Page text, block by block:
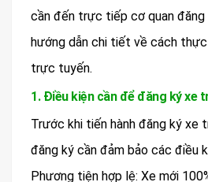
cần đến trực tiếp cơ quan đăng
hướng dẫn chi tiết về cách
trực tuyến.
1. Điều kiện cần để đăng ký xe
Trước khi tiến hành đăng ký xe
đăng ký cần đảm bảo các điều
Phương tiện hợp lệ: Xe mới